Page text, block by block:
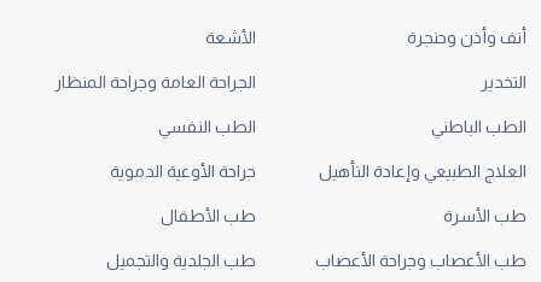
أنف وأذن وحنجرة الأشعة
التخدير الجراحة العامة وجراحة المنظار
الطب الباطني الطب النفسي
العلاج الطبيعي وإعادة التأهيل جراحة الأوعية الدموية
طب الأسرة طب الأطفال
طب الأعصاب وجراحة الأعصاب طب الجلدية والتجميل